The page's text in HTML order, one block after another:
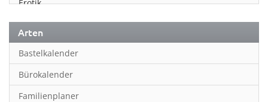
Erotik
Essen & Trinken
Familienplaner
Fantasy
Film
Arten
Bastelkalender
Bürokalender
Familienplaner